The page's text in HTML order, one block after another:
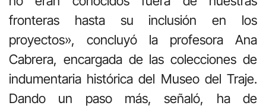
fronteras hasta su inclusión en los
proyectos», concluyó la profesora Ana
Cabrera, encargada de las colecciones de
indumentaria histórica del Museo del Traje.
Dando un paso más, señaló, ha de